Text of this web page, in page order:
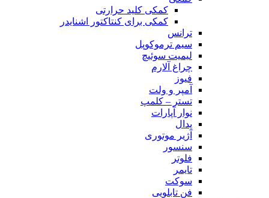
کمکی کلید حرارتی
کمکی برای کنتاکتور اشنایدر
ترانس
سیم ترموکوپل
لیمیت سوئیچ
چراغ آلارم
فیوز
آمپر و ولت
تستر – کلمپ
نوار آپارات
پدال
آژیر موتوری
سنسور
فلوتر
تایمر
سوکت
فن تابلویی